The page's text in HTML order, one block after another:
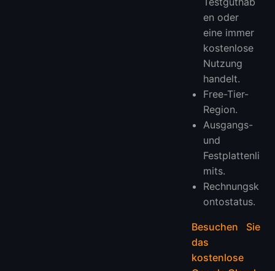
en oder
eine immer
kostenlose
Nutzung
handelt.
Free-Tier-
Region.
Ausgangs-
und
Festplattenli
mits.
Rechnungsk
ontostatus.
Besuchen Sie
das
kostenlose